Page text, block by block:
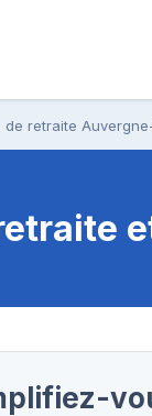
de retraite